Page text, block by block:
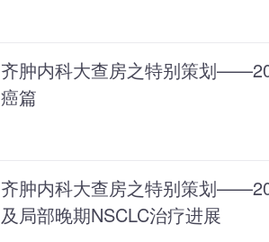
齐肿内科大查房之特别策划
癌篇
齐肿内科大查房之特别策划
及局部晚期NSCLC治疗进展